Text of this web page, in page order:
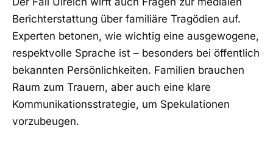
Berichterstattung über familiäre Tragödien auf.
Experten betonen, wie wichtig eine ausgewogene,
respektvolle Sprache ist – besonders bei öffentlich
bekannten Persönlichkeiten. Familien brauchen
Raum zum Trauern, aber auch eine klare
Kommunikationsstrategie, um Spekulationen
vorzubeugen.